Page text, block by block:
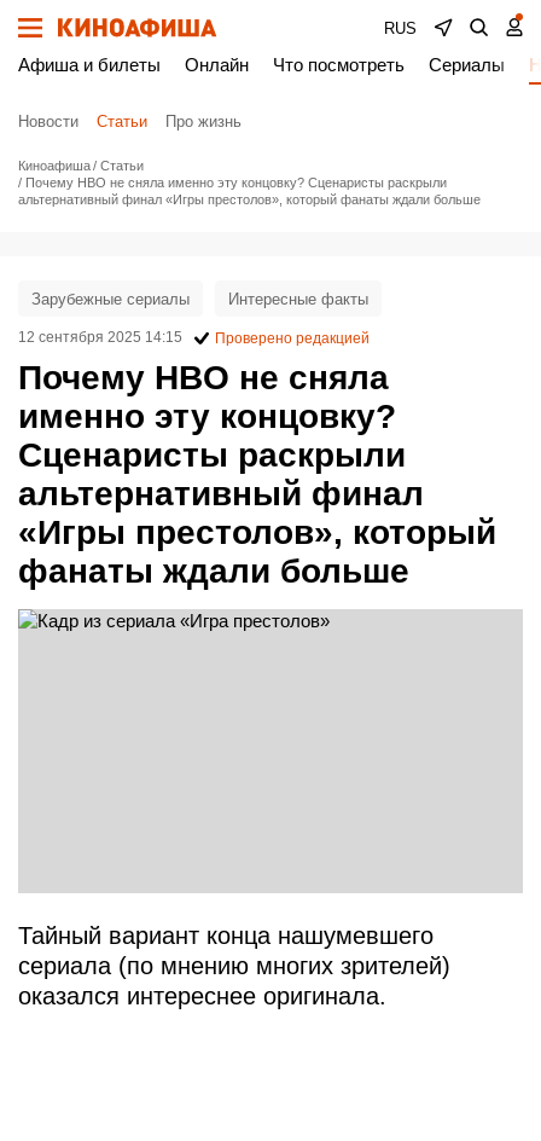
RUS
Афиша и билеты Онлайн Что посмотреть Сериалы
Новости Статьи Про жизнь
Киноафиша
Статьи
Почему HBO не сняла именно эту концовку? Сценаристы раскрыли
альтернативный финал «Игры престолов», который фанаты ждали больше
Почему HBO не сняла
именно эту концовку?
Сценаристы раскрыли
альтернативный финал
«Игры престолов», который
фанаты ждали больше
Зарубежные сериалы Интересные факты
12 сентября 2025 14:15 Проверено редакцией
Тайный вариант конца нашумевшего
сериала (по мнению многих зрителей)
оказался интереснее оригинала.